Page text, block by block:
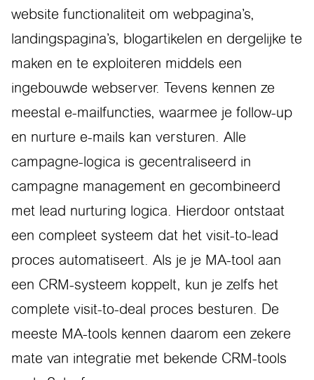
website functionaliteit om webpagina’s,
landingspagina’s, blogartikelen en dergelijke te
maken en te exploiteren middels een
ingebouwde webserver. Tevens kennen ze
meestal e-mailfuncties, waarmee je follow-up
en nurture e-mails kan versturen. Alle
campagne-logica is gecentraliseerd in
campagne management en gecombineerd
met lead nurturing logica. Hierdoor ontstaat
een compleet systeem dat het visit-to-lead
proces automatiseert. Als je je MA-tool aan
een CRM-systeem koppelt, kun je zelfs het
complete visit-to-deal proces besturen. De
meeste MA-tools kennen daarom een zekere
mate van integratie met bekende CRM-tools